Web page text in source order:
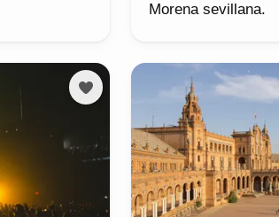
Morena sevillana.